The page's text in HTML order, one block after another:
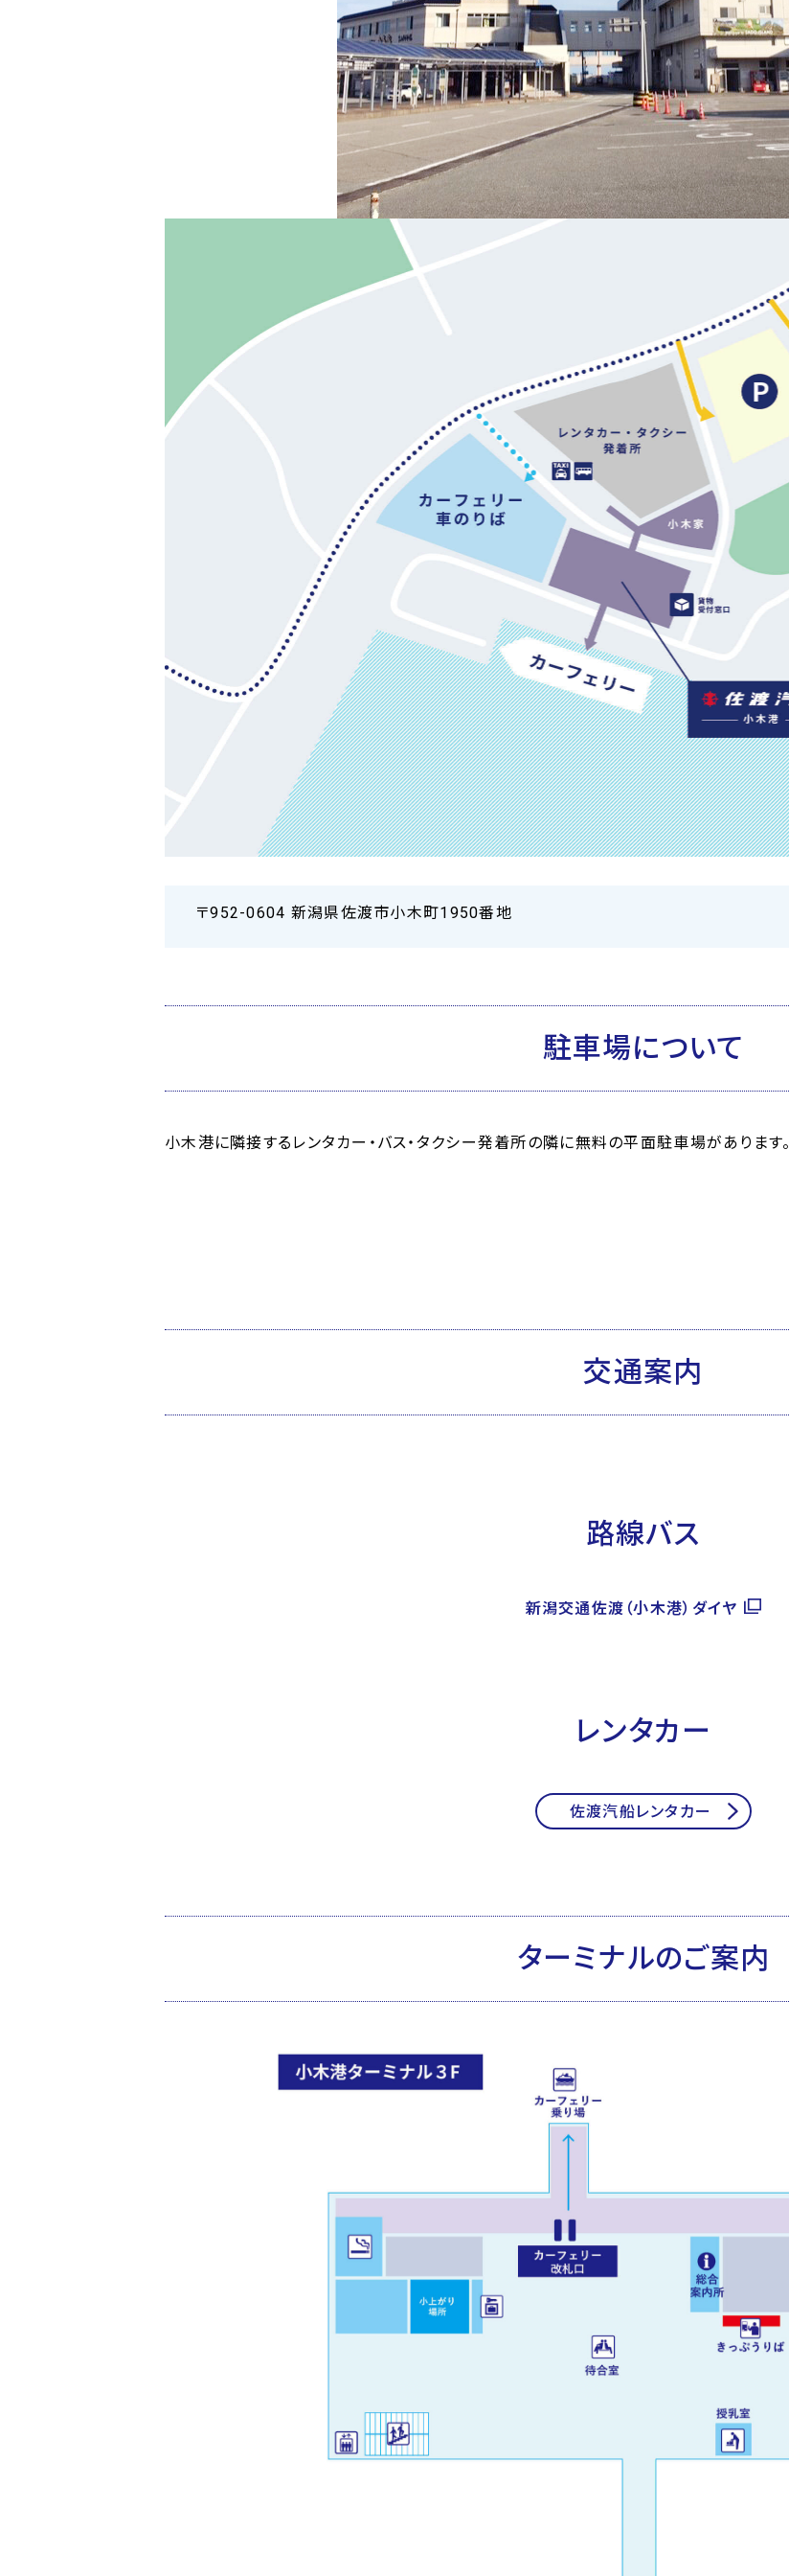
〒952-0604 新潟県佐渡市小木町1950番地
駐車場について
小木港に隣接するレンタカー・バス・タクシー発着所の隣に無料の平面駐車場があります。
交通案内
路線バス
新潟交通佐渡（小木港）ダイヤ
レンタカー
佐渡汽船レンタカー
ターミナルのご案内